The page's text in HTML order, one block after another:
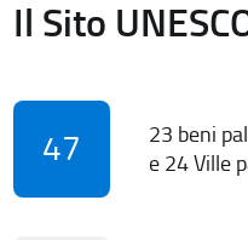
Il Sito
47
23 beni
e 24 Ville